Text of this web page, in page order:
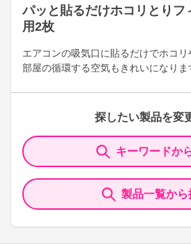
パッと貼るだけホコリとりフ
用2枚
エアコンの吸気口に貼るだけでホコ
部屋の循環する空気もきれいになりま
探したい製品を変
キーワードか
製品一覧から